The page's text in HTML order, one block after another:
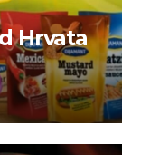
Hrvata